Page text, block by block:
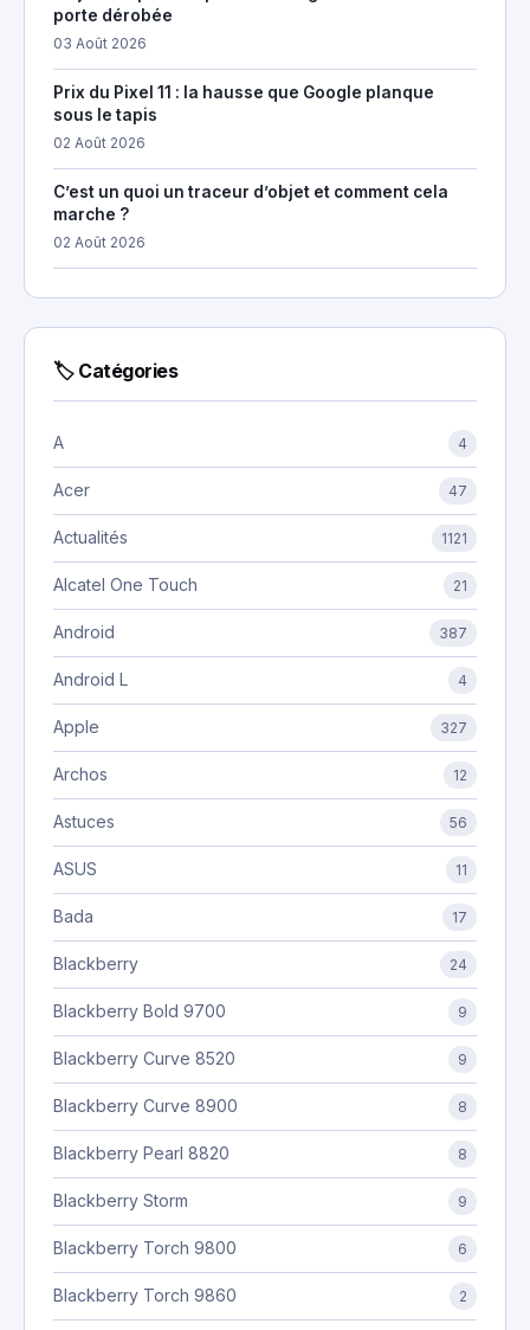
porte dérobée
03 Août 2026
Prix du Pixel 11 : la hausse que Google planque
sous le tapis
02 Août 2026
C’est un quoi un traceur d’objet et comment cela
marche ?
02 Août 2026
🏷 Catégories
A 4
Acer 47
Actualités 1121
Alcatel One Touch 21
Android 387
Android L 4
Apple 327
Archos 12
Astuces 56
ASUS 11
Bada 17
Blackberry 24
Blackberry Bold 9700 9
Blackberry Curve 8520 9
Blackberry Curve 8900 8
Blackberry Pearl 8820 8
Blackberry Storm 9
Blackberry Torch 9800 6
Blackberry Torch 9860 2